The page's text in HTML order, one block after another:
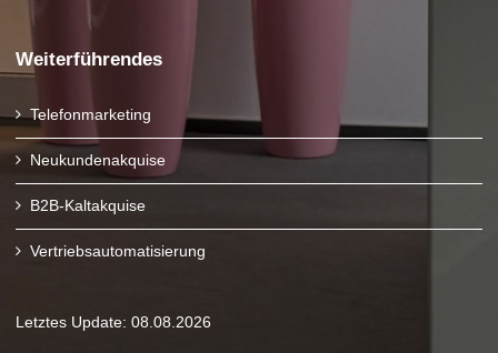
Weiterführendes
Telefonmarketing
Neukundenakquise
B2B-Kaltakquise
Vertriebsautomatisierung
Letztes Update: 08.08.2026